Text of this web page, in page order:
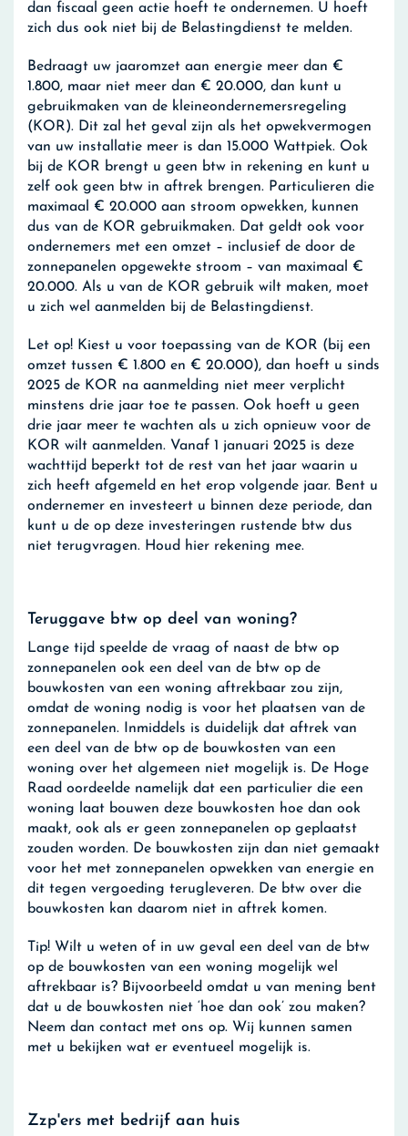
dan fiscaal geen actie hoeft te ondernemen. U hoeft
zich dus ook niet bij de Belastingdienst te melden.
Bedraagt uw jaaromzet aan energie meer dan €
1.800, maar niet meer dan € 20.000, dan kunt u
gebruikmaken van de kleineondernemersregeling
(KOR). Dit zal het geval zijn als het opwekvermogen
van uw installatie meer is dan 15.000 Wattpiek. Ook
bij de KOR brengt u geen btw in rekening en kunt u
zelf ook geen btw in aftrek brengen. Particulieren die
maximaal € 20.000 aan stroom opwekken, kunnen
dus van de KOR gebruikmaken. Dat geldt ook voor
ondernemers met een omzet – inclusief de door de
zonnepanelen opgewekte stroom – van maximaal €
20.000. Als u van de KOR gebruik wilt maken, moet
u zich wel aanmelden bij de Belastingdienst.
Let op! Kiest u voor toepassing van de KOR (bij een
omzet tussen € 1.800 en € 20.000), dan hoeft u sinds
2025 de KOR na aanmelding niet meer verplicht
minstens drie jaar toe te passen. Ook hoeft u geen
drie jaar meer te wachten als u zich opnieuw voor de
KOR wilt aanmelden. Vanaf 1 januari 2025 is deze
wachttijd beperkt tot de rest van het jaar waarin u
zich heeft afgemeld en het erop volgende jaar. Bent u
ondernemer en investeert u binnen deze periode, dan
kunt u de op deze investeringen rustende btw dus
niet terugvragen. Houd hier rekening mee.
Teruggave btw op deel van woning?
Lange tijd speelde de vraag of naast de btw op
zonnepanelen ook een deel van de btw op de
bouwkosten van een woning aftrekbaar zou zijn,
omdat de woning nodig is voor het plaatsen van de
zonnepanelen. Inmiddels is duidelijk dat aftrek van
een deel van de btw op de bouwkosten van een
woning over het algemeen niet mogelijk is. De Hoge
Raad oordeelde namelijk dat een particulier die een
woning laat bouwen deze bouwkosten hoe dan ook
maakt, ook als er geen zonnepanelen op geplaatst
zouden worden. De bouwkosten zijn dan niet gemaakt
voor het met zonnepanelen opwekken van energie en
dit tegen vergoeding terugleveren. De btw over die
bouwkosten kan daarom niet in aftrek komen.
Tip! Wilt u weten of in uw geval een deel van de btw
op de bouwkosten van een woning mogelijk wel
aftrekbaar is? Bijvoorbeeld omdat u van mening bent
dat u de bouwkosten niet ‘hoe dan ook’ zou maken?
Neem dan contact met ons op. Wij kunnen samen
met u bekijken wat er eventueel mogelijk is.
Zzp'ers met bedrijf aan huis